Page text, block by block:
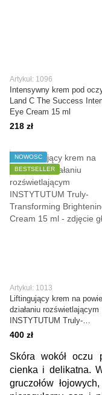
Artykuł: 1096
Intensywny krem pod
Land C The Success
Eye Cream 15 ml
218 zł
NOWOŚĆ
BESTSELLER
Artykuł: 1013
Liftingujący krem na
działaniu rozświetlającym
INSTYTUTUM Truly-
Transforming Brightening
400 zł
Skóra wokół oczu
cienka i delikatna.
gruczołów